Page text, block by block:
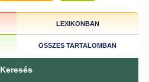
LEXIKONBAN
ÖSSZES TARTALOMBAN
Keresés